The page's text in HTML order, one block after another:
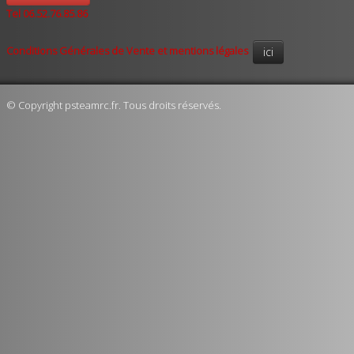
Tel 06.52.76.85.86
Conditions Générales de Vente et mentions légales ici
© Copyright psteamrc.fr. Tous droits réservés.